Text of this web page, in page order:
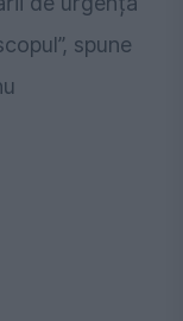
spune